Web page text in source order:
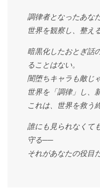
調律者となったあな
世界を観察し、整える
暗黒化したおとぎ話
ることはない。
闇堕ちキャラも敵じ
世界を「調律」し、
これは、世界を救う
誰にも見られなくて
守る──
それがあなたの役目だ